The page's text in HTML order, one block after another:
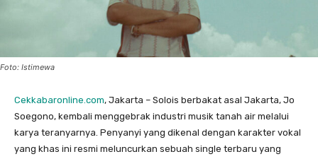
Foto: Istimewa
Cekkabaronline.com, Jakarta – ​Solois berbakat asal Jakarta, Jo
Soegono, kembali menggebrak industri musik tanah air melalui
karya teranyarnya. Penyanyi yang dikenal dengan karakter vokal
yang khas ini resmi meluncurkan sebuah single terbaru yang